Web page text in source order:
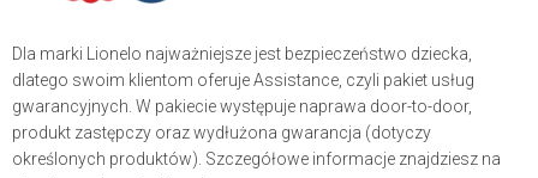
Dla marki Lionelo najważniejsze jest bezpieczeństwo dziecka,
dlatego swoim klientom oferuje Assistance, czyli pakiet usług
gwarancyjnych. W pakiecie występuje naprawa door-to-door,
produkt zastępczy oraz wydłużona gwarancja (dotyczy
określonych produktów). Szczegółowe informacje znajdziesz na